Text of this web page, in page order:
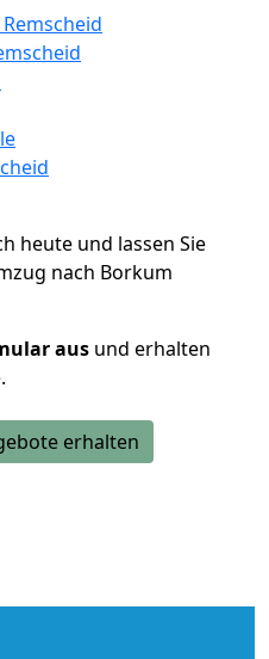
heute und lassen Sie
nach Borkum
aus und erhalten
erhalten